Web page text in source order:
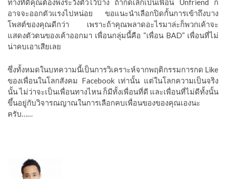
ทางที่ดีคุณต้องพึงระวังตัวไว้บ้าง ถ้ากดเลิกเป็นเพื่อน Unfriend ก็
อาจจะออกตัวแรงไปหน่อย ขอแนะนำเลือกปิดกั้นการเข้าถึงบาง
โพสต์ของคุณดีกว่า เพราะถ้าคุณพลาดอะไรมาล่ะก็พวกเค้าจะ
แสดงตัวตนของเค้าออกมา เพื่อนกลุ่มนี้คือ “เพื่อน BAD” เพื่อนที่ไม่
น่าคบเอาเสียเลย
ซึ่งทั้งหมดในบทความนี้เป็นการวิเคราะห์จากพฤติกรรมการกด Like
ของเพื่อนในโลกสังคม Facebook เท่านั้น แต่ในโลกความเป็นจริง
นั้น ไม่ว่าจะเป็นเพื่อนทางไหน ก็มีทั้งเพื่อนที่ดี และเพื่อนที่ไม่ดีทั้งนั้น
ขึ้นอยู่กับวิจารณญาณในการเลือกคบเพื่อนของของคุณเองนะ
ครับ……